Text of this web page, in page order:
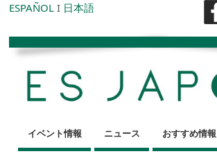
ESPAÑOL I 日本語
イベント情報 ニュース おすすめ情報